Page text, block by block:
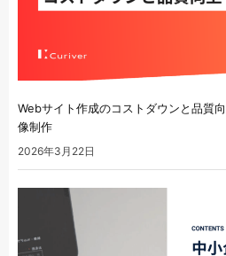
Webサイト作成のコストダウンと品質
像制作
2026年3月22日